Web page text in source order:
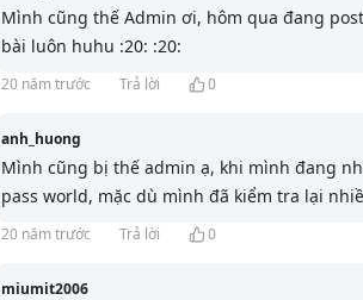
Mình cũng thế Admin ơi, hôm qua đang
bài luôn huhu :20: :20:
20 năm trước Trả lời 0
anh_huong
Mình cũng bị thế admin ạ, khi mình đang
pass world, mặc dù mình đã kiểm tra lại
20 năm trước Trả lời 0
miumit2006